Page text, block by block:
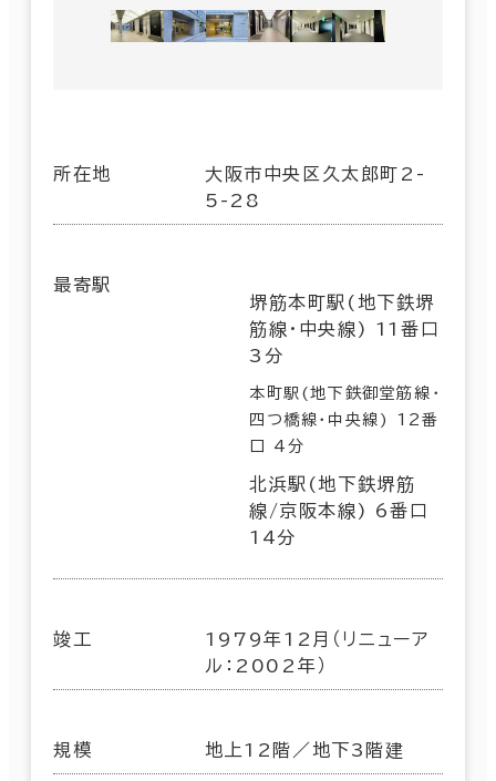
所在地
大阪市中央区久太郎町2-
5-28
最寄駅
堺筋本町駅(地下鉄堺
筋線･中央線) 11番口
3分
本町駅(地下鉄御堂筋線･
四つ橋線･中央線) 12番
口 4分
北浜駅(地下鉄堺筋
線/京阪本線) 6番口
14分
竣工
1979年12月（リニューア
ル：2002年）
規模 地上12階／地下3階建